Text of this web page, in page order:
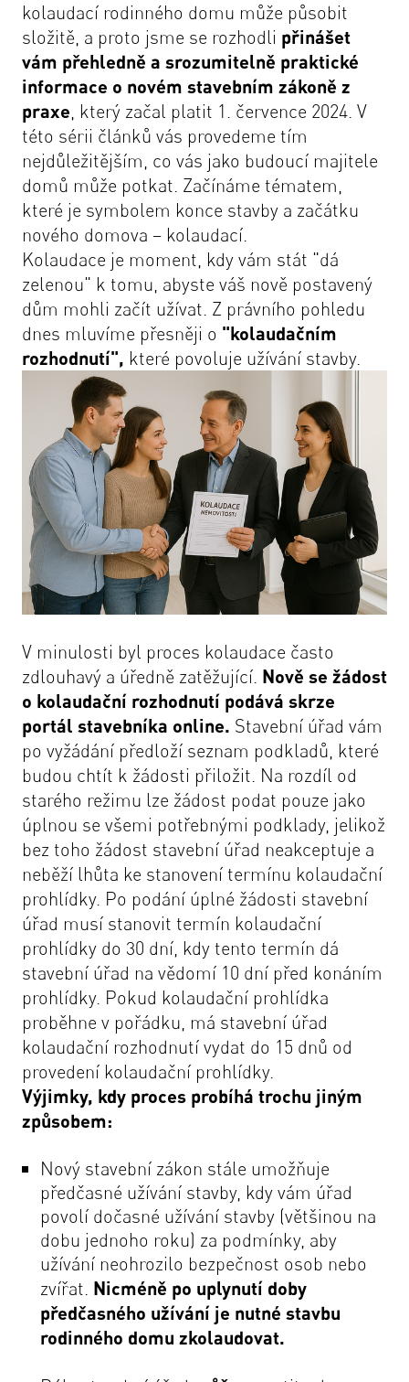
kolaudací rodinného domu může působit
složitě, a proto jsme se rozhodli přinášet
vám přehledně a srozumitelně praktické
informace o novém stavebním zákoně z
praxe, který začal platit 1. července 2024. V
této sérii článků vás provedeme tím
nejdůležitějším, co vás jako budoucí majitele
domů může potkat. Začínáme tématem,
které je symbolem konce stavby a začátku
nového domova – kolaudací.
Kolaudace je moment, kdy vám stát "dá
zelenou" k tomu, abyste váš nově postavený
dům mohli začít užívat. Z právního pohledu
dnes mluvíme přesněji o "kolaudačním
rozhodnutí", které povoluje užívání stavby.
V minulosti byl proces kolaudace často
zdlouhavý a úředně zatěžující. Nově se žádost
o kolaudační rozhodnutí podává skrze
portál stavebníka online. Stavební úřad vám
po vyžádání předloží seznam podkladů, které
budou chtít k žádosti přiložit. Na rozdíl od
starého režimu lze žádost podat pouze jako
úplnou se všemi potřebnými podklady, jelikož
bez toho žádost stavební úřad neakceptuje a
neběží lhůta ke stanovení termínu kolaudační
prohlídky. Po podání úplné žádosti stavební
úřad musí stanovit termín kolaudační
prohlídky do 30 dní, kdy tento termín dá
stavební úřad na vědomí 10 dní před konáním
prohlídky. Pokud kolaudační prohlídka
proběhne v pořádku, má stavební úřad
kolaudační rozhodnutí vydat do 15 dnů od
provedení kolaudační prohlídky.
Výjimky, kdy proces probíhá trochu jiným
způsobem:
Nový stavební zákon stále umožňuje
předčasné užívání stavby, kdy vám úřad
povolí dočasné užívání stavby (většinou na
dobu jednoho roku) za podmínky, aby
užívání neohrozilo bezpečnost osob nebo
zvířat. Nicméně po uplynutí doby
předčasného užívání je nutné stavbu
rodinného domu zkolaudovat.